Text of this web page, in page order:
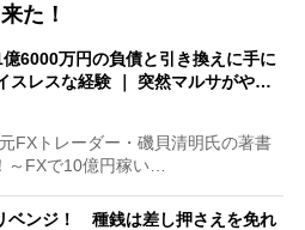
た！
億6000万円の負債と引き換えに手に
スレスな経験 ｜ 突然マルサがや…
FXトレーダー・磯貝清明氏の著書
～FXで10億円稼い…
ベンジ！ 種銭は差し押さえを免れ